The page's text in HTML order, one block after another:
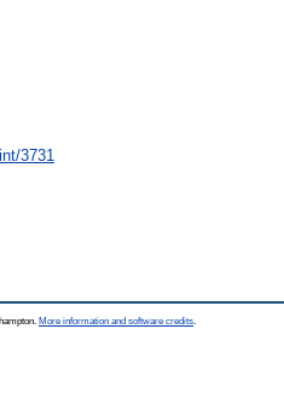
3731
More information and software credits